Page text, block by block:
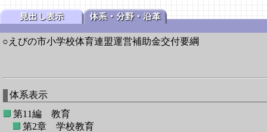
○えびの市小学校体育連盟運営補助金交付要綱
体系表示
第11編 教育
第2章 学校教育